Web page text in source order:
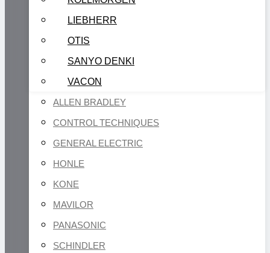
LIEBHERR
OTIS
SANYO DENKI
VACON
ALLEN BRADLEY
CONTROL TECHNIQUES
GENERAL ELECTRIC
HONLE
KONE
MAVILOR
PANASONIC
SCHINDLER